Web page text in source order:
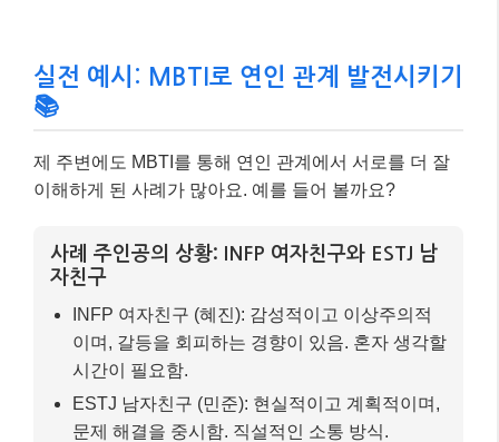
시간이 필요함.